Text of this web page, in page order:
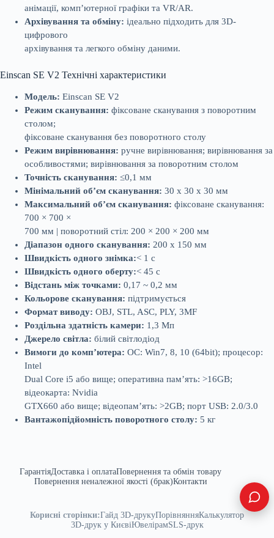
анімації, комп’ютерної графіки та VR/AR.
Архівування та обміну: ідеально підходить для 3D-
цифрового
архівування та легкого обміну даними.
Einscan SE V2 Технічні характеристики
Модель: Einscan SE V2
Режим сканування: фіксоване сканування з поворотним
столом;
фіксоване сканування без поворотного столу
Режим вирівнювання: ручне вирівнювання; вирівнювання за
особливостями; вирівнювання за поворотним столом
Точність сканування: ≤0,1 мм
Мінімальний об’єм сканування: 30 x 30 x 30 мм
Максимальний об’єм сканування: фіксоване сканування:
700 × 700 ×
700 мм | поворотний стіл: 200 × 200 × 200 мм
Діапазон одного сканування: 200 x 150 мм
Швидкість одного знімка:< 1 с
Швидкість одного оберту:< 45 с
Відстань між точками: 0,17 ~ 0,2 мм
Кольорове сканування: підтримується
Формат виводу: OBJ, STL, ASC, PLY, 3MF
Роздільна здатність камери: 1,3 Мп
Джерело світла: білий світлодіод
Вимоги до комп’ютера: ОС: Win7, 8, 10 (64bit); процесор:
Intel
Dual Core i5 або вище; оперативна пам’ять: >16GB;
відеокарта: Nvidia
GTX660 або вище; відеопам’ять: >2GB; порт USB: 2.0/3.0
Вантажопідйомність поворотного столу: 5 кг
ГарантіяДоставка і оплатаПовернення та обмін товару
Повернення неналежної якості (брак)Контакти
Корисні сторінки:Гайд 3D-друкуПорівнянняКалькулятор
3D-друк у КиєвіЮвелірамSLS-друк